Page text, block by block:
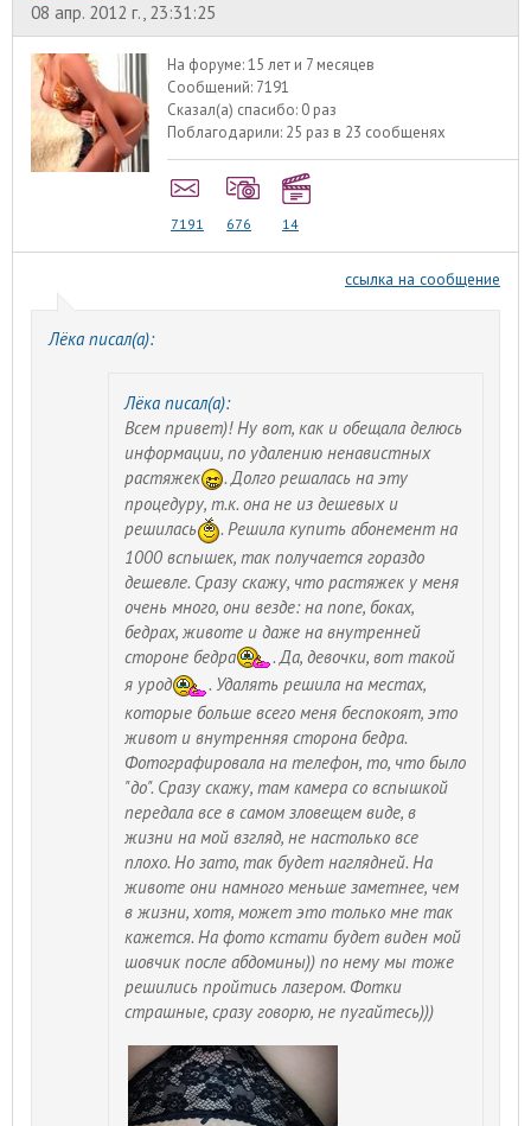
08 апр. 2012 г., 23:31:25
На форуме:15 лет и 7 месяцев
Сообщений: 7191
Сказал(а) спасибо: 0 раз
Поблагодарили: 25 раз в 23 сообщенях
7191 676 14
ссылка на сообщение
Лёка писал(а):
Лёка писал(а):
Всем привет)! Ну вот, как и обещала делюсь
информации, по удалению ненавистных
растяжек
. Долго решалась на эту
процедуру, т.к. она не из дешевых и
решилась
. Решила купить абонемент на
1000 вспышек, так получается гораздо
дешевле. Сразу скажу, что растяжек у меня
очень много, они везде: на попе, боках,
бедрах, животе и даже на внутренней
стороне бедра
. Да, девочки, вот такой
я урод
. Удалять решила на местах,
которые больше всего меня беспокоят, это
живот и внутренняя сторона бедра.
Фотографировала на телефон, то, что было
"до". Сразу скажу, там камера со вспышкой
передала все в самом зловещем виде, в
жизни на мой взгляд, не настолько все
плохо. Но зато, так будет наглядней. На
животе они намного меньше заметнее, чем
в жизни, хотя, может это только мне так
кажется. На фото кстати будет виден мой
шовчик после абдомины)) по нему мы тоже
решились пройтись лазером. Фотки
страшные, сразу говорю, не пугайтесь)))